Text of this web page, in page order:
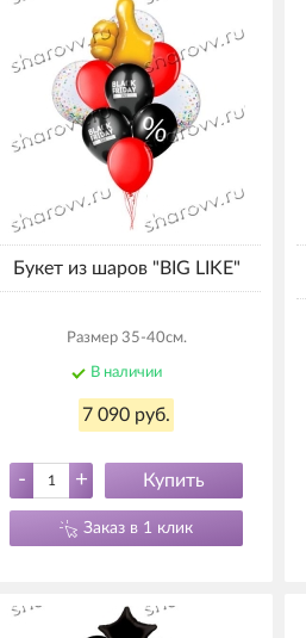
Букет из шаров "BIG LIKE"
Размер 35-40см.
В наличии
7 090 руб.
- + Купить
Заказ в 1 клик